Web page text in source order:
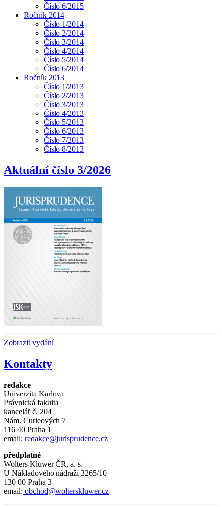
Číslo 6/2015
Ročník 2014
Číslo 1/2014
Číslo 2/2014
Číslo 3/2014
Číslo 4/2014
Číslo 5/2014
Číslo 6/2014
Ročník 2013
Číslo 1/2013
Číslo 2/2013
Číslo 3/2013
Číslo 4/2013
Číslo 5/2013
Číslo 6/2013
Číslo 7/2013
Číslo 8/2013
Aktuální číslo 3/2026
Zobrazit vydání
Kontakty
redakce
Univerzita Karlova
Právnická fakulta
kancelář č. 204
Nám. Curieových 7
116 40 Praha 1
email: redakce@jurisprudence.cz
předplatné
Wolters Kluwer ČR, a. s.
U Nákladového nádraží 3265/10
130 00 Praha 3
email: obchod@wolterskluwer.cz